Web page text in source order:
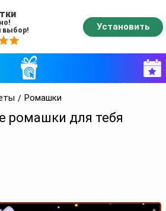
Ромашки
ромашки для тебя
выбор!
Установить